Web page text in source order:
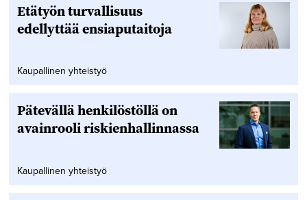
Etätyön turvallisuus
edellyttää ensiaputaitoja
Kaupallinen yhteistyö
Pätevällä henkilöstöllä on
avainrooli riskienhallinnassa
Kaupallinen yhteistyö